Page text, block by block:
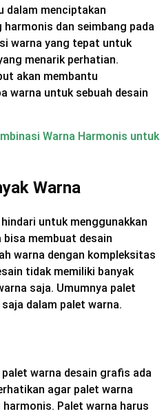
dalam menciptakan
dan seimbang pada
warna yang tepat untuk
menarik perhatian.
akan membantu
warna untuk sebuah desain
Warna Harmonis untuk
Warna
untuk menggunakkan
bisa membuat desain
warna dengan kompleksitas
tidak memiliki banyak
saja. Umumnya palet
dalam palet warna.
warna desain grafis ada
agar palet warna
Palet warna harus